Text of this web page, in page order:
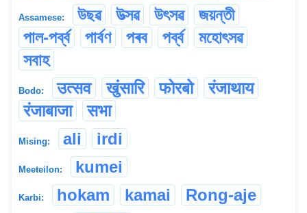
Assamese: উছৱ উত্‍সৱ উৎসৱ
জয়ন্তী
পাল-পৰ্ব্ব
পাৰ্বণ পৰব পৰ্ব্ব
মহোৎসৱ
সবাহ
Bodo: उत्सव खुंसारि फोरबो
रंजाथाय
रंजाबाजा
सभा
Mising: ali irdi
Meeteilon: kumei
Karbi: hokam kamai Rong-aje